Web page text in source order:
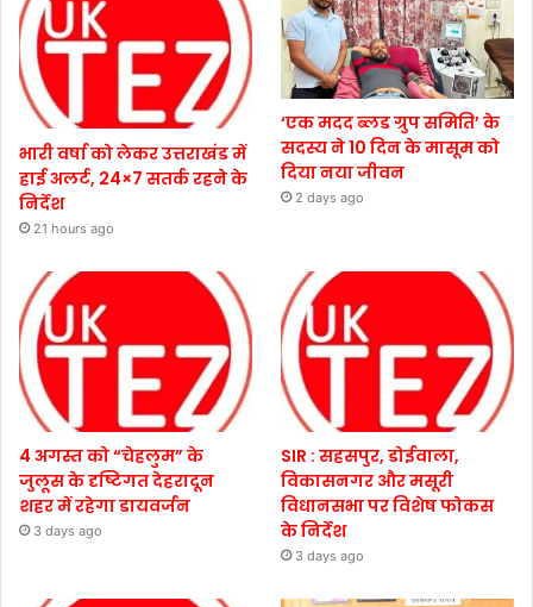
भारी वर्षा को लेकर उत्तराखंड में
हाई अलर्ट, 24×7 सतर्क रहने के
निर्देश
21 hours ago
‘एक मदद ब्लड ग्रुप समिति’ के
सदस्य ने 10 दिन के मासूम को
दिया नया जीवन
2 days ago
4 अगस्त को “चेहलुम” के
जुलूस के दृष्टिगत देहरादून
शहर में रहेगा डायवर्जन
3 days ago
SIR : सहसपुर, डोईवाला,
विकासनगर और मसूरी
विधानसभा पर विशेष फोकस
के निर्देश
3 days ago